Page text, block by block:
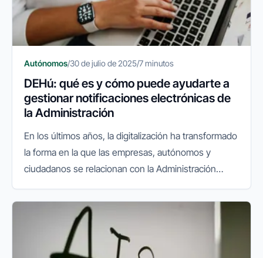
Autónomos/30 de julio de 2025/7 minutos
DEHú: qué es y cómo puede ayudarte a
gestionar notificaciones electrónicas de
la Administración
En los últimos años, la digitalización ha transformado
la forma en la que las empresas, autónomos y
ciudadanos se relacionan con la Administración
VeriFactu y las gestiones...